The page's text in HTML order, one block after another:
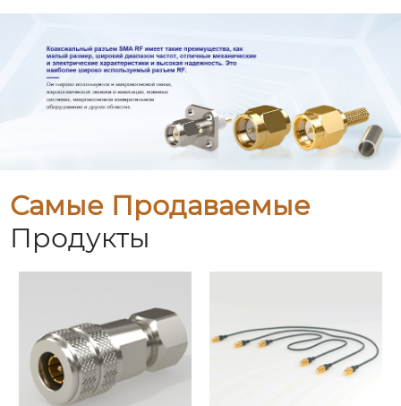
Самые Продаваемые
Продукты